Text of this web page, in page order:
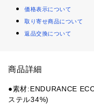
価格表示について
取り寄せ商品について
返品交換について
商品詳細
●素材:ENDURANCE
ステル34%)